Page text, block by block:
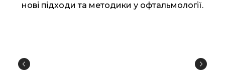
нові підходи та методики у офтальмології.